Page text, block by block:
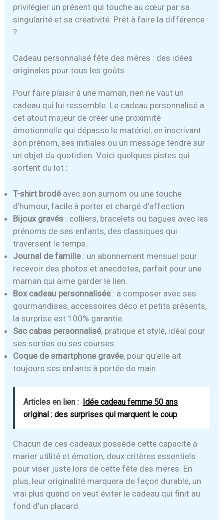
privilégier un présent qui touche au cœur par sa
singularité et sa créativité. Prêt à faire la différence
?
Cadeau personnalisé fête des mères : des idées
originales pour tous les goûts
Pour faire plaisir à une maman, rien ne vaut un
cadeau qui lui ressemble. Le cadeau personnalisé a
cet atout majeur de créer une proximité
émotionnelle qui dépasse le matériel, en inscrivant
son prénom, ses initiales ou un message tendre sur
un objet du quotidien. Voici quelques pistes qui
sortent du lot :
T-shirt brodéavec son surnom ou une touche
d’humour, facile à porter et chargé d’affection.
Bijoux gravés : colliers, bracelets ou bagues avec les
prénoms de ses enfants, des classiques qui
traversent le temps.
Journal de famille: un abonnement mensuel pour
recevoir des photos et anecdotes, parfait pour une
maman qui aime garder le lien.
Box cadeau personnalisée: à composer avec ses
gourmandises, accessoires déco et petits présents,
la surprise est 100% garantie.
Sac cabas personnalisé, pratique et stylé, idéal pour
ses sorties ou ses courses.
Coque de smartphone gravée, pour qu’elle ait
toujours ses enfants à portée de main.
Articles en lien :
Idée cadeau femme 50 ans
original : des surprises qui marquent le coup
Chacun de ces cadeaux possède cette capacité à
marier utilité et émotion, deux critères essentiels
pour viser juste lors de cette fête des mères. En
plus, leur originalité marquera de façon durable, un
vrai plus quand on veut éviter le cadeau qui finit au
fond d’un placard.